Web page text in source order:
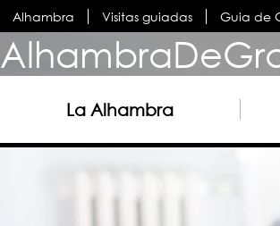
Alhambra Visitas guiadas Guia de
La Alhambra